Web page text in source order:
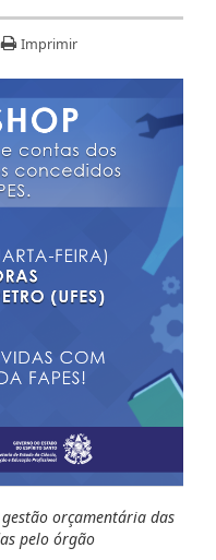
Imprimir
orçamentária das
pelo órgão